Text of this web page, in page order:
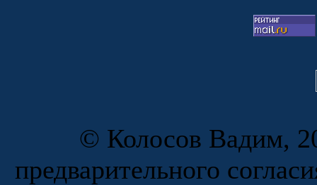
© Колосов Вадим,
предварительного